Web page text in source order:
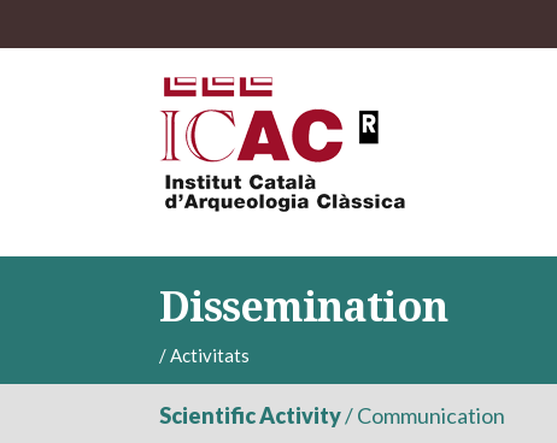
Dissemination
/Activitats
Scientific Activity/Communication